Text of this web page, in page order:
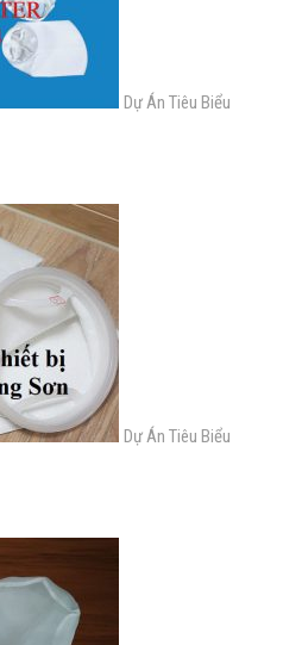
Dự Án Tiêu Biểu
Dự Án Tiêu Biểu